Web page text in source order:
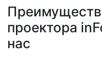
проектора
нас